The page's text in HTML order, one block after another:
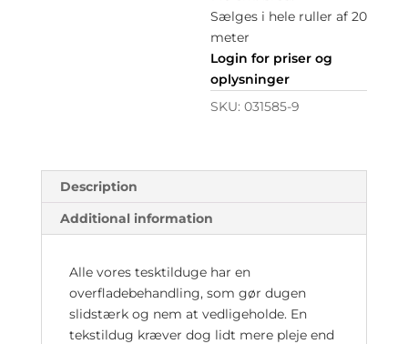
Sælges i hele ruller af 20
meter
Login for priser og
oplysninger
SKU:031585-9
Description
Additional information
Alle vores tesktilduge har en
overfladebehandling, som gør dugen
slidstærk og nem at vedligeholde. En
tekstildug kræver dog lidt mere pleje end